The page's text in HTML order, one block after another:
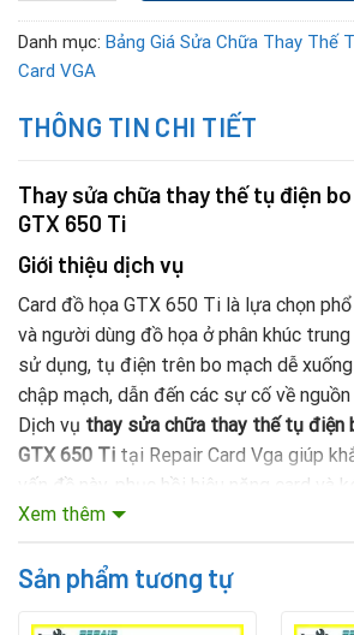
Danh mục: Bảng Giá Sửa Chữa Thay Thế
Card VGA
THÔNG TIN CHI TIẾT
Thay sửa chữa thay thế tụ điện
GTX 650 Ti
Giới thiệu dịch vụ
Card đồ họa GTX 650 Ti là lựa chọn
và người dùng đồ họa ở phân khúc
sử dụng, tụ điện trên bo mạch dễ
chập mạch, dẫn đến các sự cố về
Dịch vụ thay sửa chữa thay thế tụ điện
GTX 650 Ti tại Repair Card Vga giúp
vấn đề này, phục hồi hiệu năng card
bị.
Mục lục nội dung
Xem thêm
Sản phẩm tương tự